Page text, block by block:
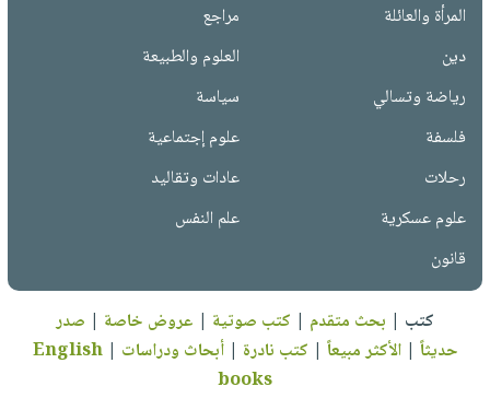
المرأة والعائلة
مراجع
دين
العلوم والطبيعة
رياضة وتسالي
سياسة
فلسفة
علوم إجتماعية
رحلات
عادات وتقاليد
علوم عسكرية
علم النفس
قانون
كتب | بحث متقدم | كتب صوتية | عروض خاصة | صدر
حديثاً |الأكثر مبيعاً | كتب نادرة |أبحاث ودراسات |
English
books